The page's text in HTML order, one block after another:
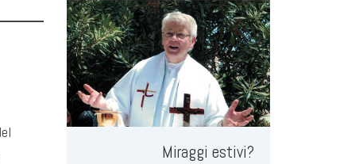
Miraggi estivi?